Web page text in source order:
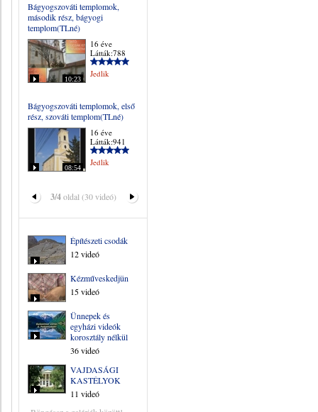
Bágyogszováti templomok,
második rész, bágyogi
templom(TLné)
10:23
16 éve
Látták:788
Jedlik
Bágyogszováti templomok, első
rész, szováti templom(TLné)
08:54
16 éve
Látták:941
Jedlik
3/4oldal (30 videó)
Építészeti csodák
12 videó
Kézműveskedjünk
15 videó
Ünnepek és
egyházi videók
korosztály nélkül
36 videó
VAJDASÁGI
KASTÉLYOK
11 videó